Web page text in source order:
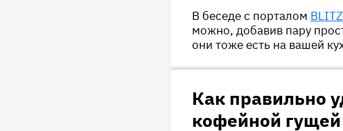
В беседе с порталом
можно, добавив пару
они тоже есть на вашей
Как правильно
кофейной гущей